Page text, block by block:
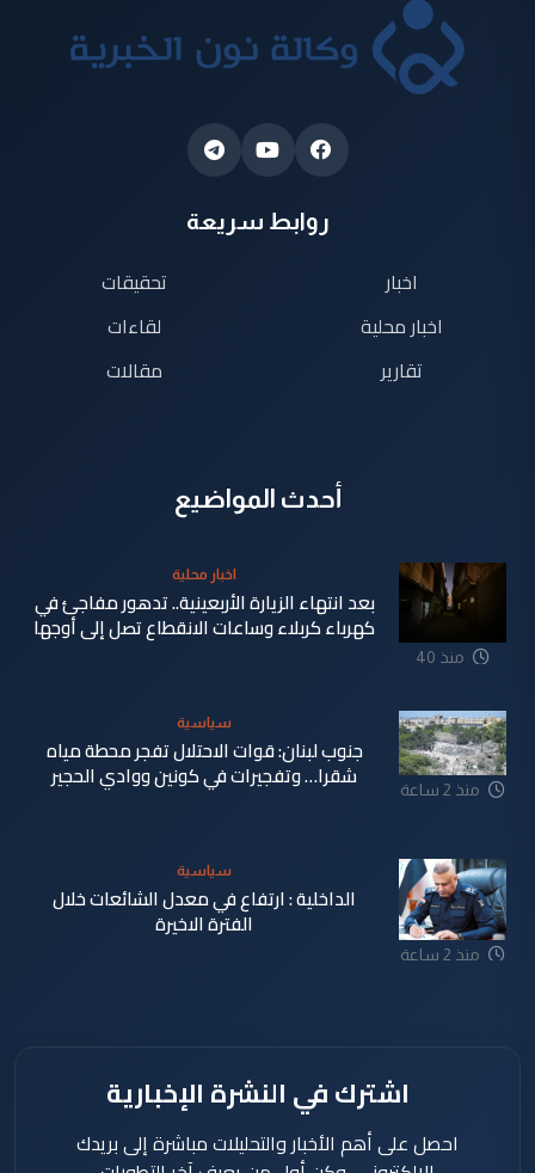
روابط سريعة
اخبار
اخبار محلية
تقارير
تحقيقات
لقاءات
مقالات
أحدث المواضيع
منذ 40
اخبار محلية
بعد انتهاء الزيارة الأربعينية.. تدهور مفاجئ في
كهرباء كربلاء وساعات الانقطاع تصل إلى أوجها
منذ 2 ساعة
سياسية
جنوب لبنان: قوات الاحتلال تفجر محطة مياه
شقرا… وتفجيرات في كونين ووادي الحجير
منذ 2 ساعة
سياسية
الداخلية : ارتفاع في معدل الشائعات خلال
الفترة الاخيرة
اشترك في النشرة الإخبارية
احصل على أهم الأخبار والتحليلات مباشرة إلى بريدك